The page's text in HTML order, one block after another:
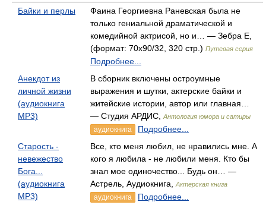
Байки и перлы
Фаина Георгиевна Раневская была не
только гениальной драматической и
комедийной актрисой, но и… — Зебра Е,
(формат: 70x90/32, 320 стр.) Путевая серия
Подробнее...
Анекдот из
личной жизни
(аудиокнига
MP3)
В сборник включены остроумные
выражения и шутки, актерские байки и
житейские истории, автор или главная…
— Студия АРДИС,
Антология юмора и сатиры
аудиокнига
Подробнее...
Старость -
невежество
Бога...
(аудиокнига
MP3)
Все, кто меня любил, не нравились мне. А
кого я любила - не любили меня. Кто бы
знал мое одиночество... Будь он… —
Астрель, Аудиокнига,
Актерская книга
аудиокнига
Подробнее...